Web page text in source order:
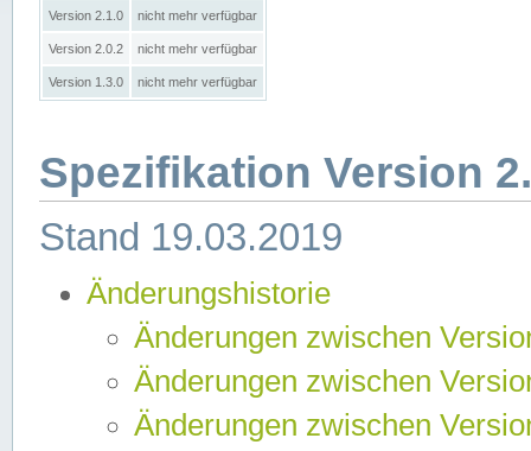
Version 2.1.0 nicht mehr verfügbar
Version 2.0.2 nicht mehr verfügbar
Version 1.3.0 nicht mehr verfügbar
Spezifikation Version
Stand 19.03.2019
Änderungshistorie
Änderungen zwischen
Änderungen zwischen
Änderungen zwischen